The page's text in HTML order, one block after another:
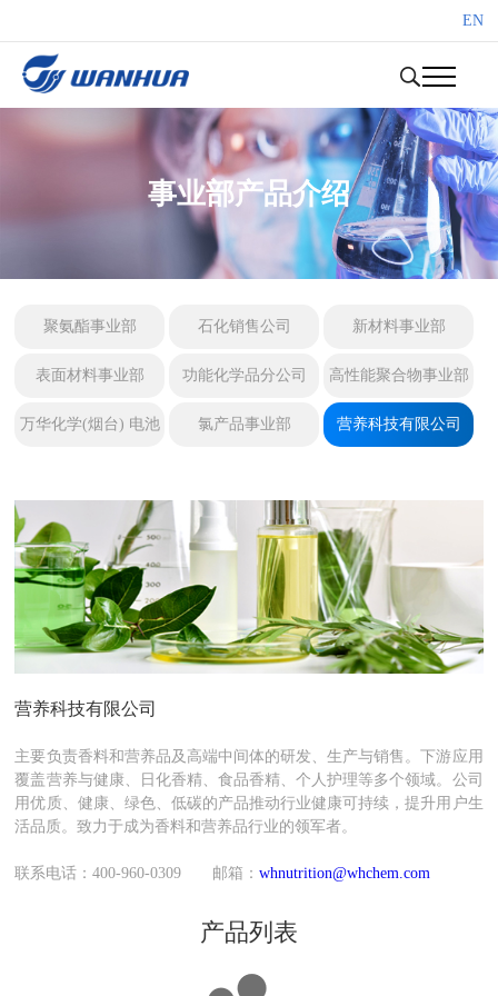
EN
事业部产品介绍
聚氨酯事业部 石化销售公司 新材料事业部
表面材料事业部 功能化学品分公司 高性能聚合物事业部
万华化学(烟台) 电池 氯产品事业部 营养科技有限公司
营养科技有限公司
主要负责香料和营养品及高端中间体的研发、生产与销售。下游应用
覆盖营养与健康、日化香精、食品香精、个人护理等多个领域。公司
用优质、健康、绿色、低碳的产品推动行业健康可持续，提升用户生
活品质。致力于成为香料和营养品行业的领军者。
联系电话：400-960-0309 邮箱：whnutrition@whchem.com
产品列表